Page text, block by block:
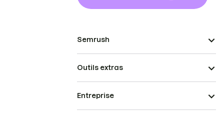
Semrush
Outils extras
Entreprise